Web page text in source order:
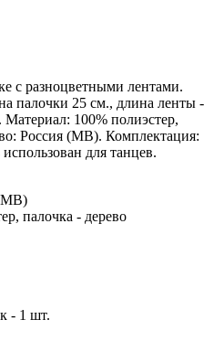
с разноцветными лентами.
палочки 25 см., длина ленты -
100% полиэстер,
Россия (МВ). Комплектация:
для танцев.
палочка - дерево
- 1 шт.